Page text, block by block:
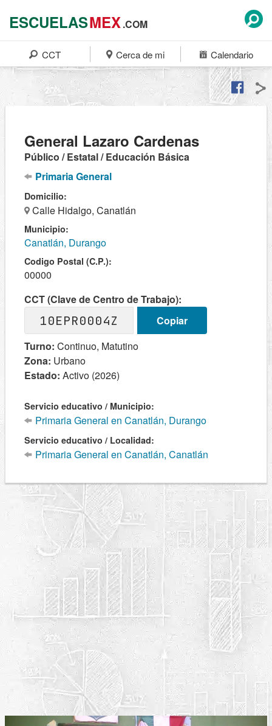
ESCUELASMEX.COM
CCT Cerca de mi Calendario
General Lazaro Cardenas
Público / Estatal / Educación Básica
Primaria General
Domicilio:
Calle Hidalgo, Canatlán
Municipio:
Canatlán, Durango
Codigo Postal (C.P.):
00000
CCT (Clave de Centro de Trabajo):
10EPR0004Z
Copiar
Turno: Continuo, Matutino
Zona: Urbano
Estado: Activo (2026)
Servicio educativo / Municipio:
Primaria General en Canatlán, Durango
Servicio educativo / Localidad:
Primaria General en Canatlán, Canatlán